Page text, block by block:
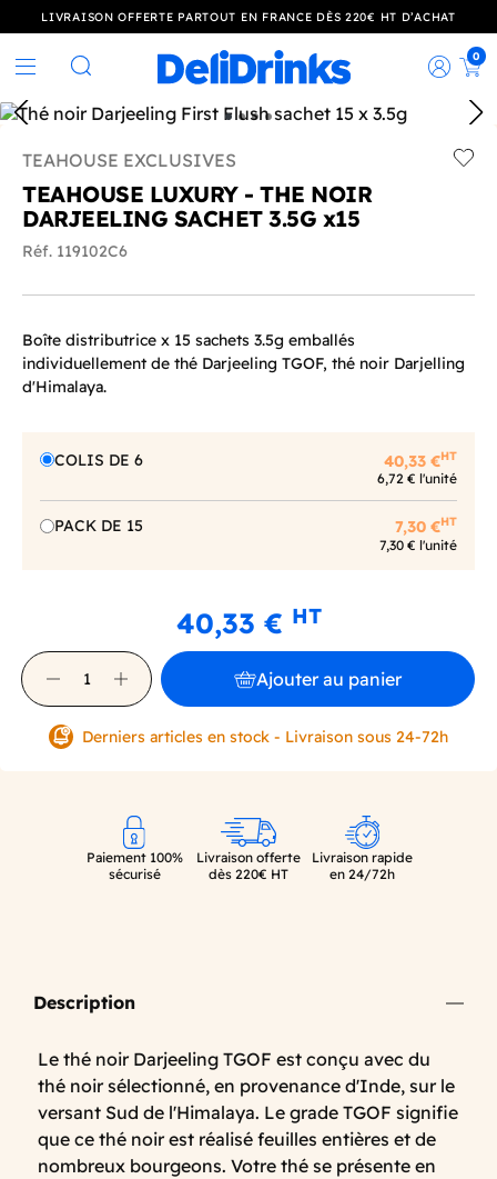
LIVRAISON OFFERTE PARTOUT EN FRANCE DÈS 220€ HT D’ACHAT
Rechercher
0
TEAHOUSE EXCLUSIVES
TEAHOUSE LUXURY - THE NOIR
DARJEELING SACHET 3.5G x15
Réf. 119102C6
Boîte distributrice x 15 sachets 3.5g emballés
individuellement de thé Darjeeling TGOF, thé noir Darjelling
d'Himalaya.
COLIS DE 6 40,33 €HT
6,72 € l'unité
PACK DE 15 7,30 €HT
7,30 € l'unité
40,33 € HT
Ajouter au panier
Derniers articles en stock - Livraison sous 24-72h
Paiement 100%
sécurisé
Livraison offerte
dès 220€ HT
Livraison rapide
en 24/72h
Description
Le thé noir Darjeeling TGOF est conçu avec du
thé noir sélectionné, en provenance d'Inde, sur le
versant Sud de l'Himalaya. Le grade TGOF signifie
que ce thé noir est réalisé feuilles entières et de
nombreux bourgeons. Votre thé se présente en